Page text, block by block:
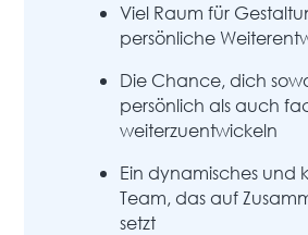
Viel Raum für
persönliche
Die Chance, dich
persönlich als auch
weiterzuentwickeln
Ein dynamisches und
Team, das auf
setzt